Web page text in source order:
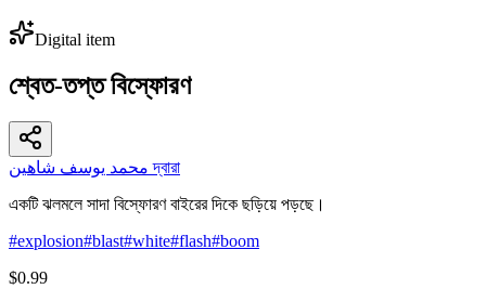
Digital item
শ্বেত-তপ্ত বিস্ফোরণ
محمد يوسف شاهين দ্বারা
একটি ঝলমলে সাদা বিস্ফোরণ বাইরের দিকে ছড়িয়ে পড়ছে।
#explosion#blast#white#flash#boom
$0.99